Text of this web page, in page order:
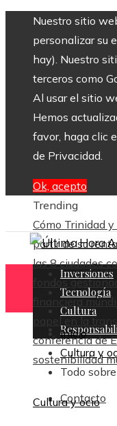
Nuestro sitio
personalizar su
hay). Nuestro
terceros como
Al usar el sitio
Hemos
favor, haga clic
de Privacidad.
Ok, acepto
Trending
Cómo Trinidad
partir de su
las 8 ciudades
fondos
financiera
papel en la
conferencia de
sostenibilidad
Contacto
Inversiones
Tecnología
Cultura
Inicio
Cultura y
Todo
Cultura y ocio